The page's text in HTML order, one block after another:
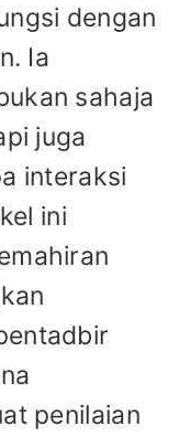
dengan
Ia
sahaja
juga
interaksi
ini
penilaian